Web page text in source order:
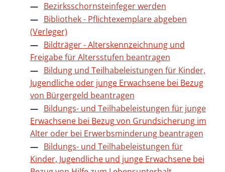
Bezirksschornsteinfeger werden
Bibliothek - Pflichtexemplare abgeben
(Verleger)
Bildträger - Alterskennzeichnung und
Freigabe für Altersstufen beantragen
Bildung und Teilhabeleistungen für Kinder,
Jugendliche oder junge Erwachsene bei Bezug
von Bürgergeld beantragen
Bildungs- und Teilhabeleistungen für junge
Erwachsene bei Bezug von Grundsicherung im
Alter oder bei Erwerbsminderung beantragen
Bildungs- und Teilhabeleistungen für
Kinder, Jugendliche und junge Erwachsene bei